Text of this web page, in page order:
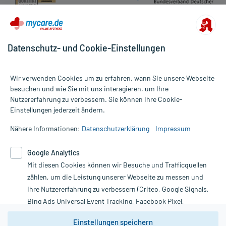
Alle Preise gelten inkl. MwSt., ggf. zzgl. Versandkosten
Informationen auf dieser Website werden ausschließlich für
die Untersuchung und Behandlung durch einen Arzt. Bitte
Therapien eingeleitet werden können. | Diese Webseite benutzt
Google Analytics. Lesen Sie bitte dazu die wichtigen Hinweise in
unserer Datenschutzerklärung. Für den Widerruf einer Bestellung
nutzen Sie das Formular:
Vertrag widerrufen
Datenschutz- und Cookie-Einstellungen
Wir verwenden Cookies um zu erfahren, wann Sie unsere Webseite
besuchen und wie Sie mit uns interagieren, um Ihre
Nutzererfahrung zu verbessern. Sie können Ihre Cookie-
Einstellungen jederzeit ändern.
Nähere Informationen: Datenschutzerklärung Impressum
Google Analytics
Mit diesen Cookies können wir Besuche und Trafficquellen
zählen, um die Leistung unserer Webseite zu messen und
Ihre Nutzererfahrung zu verbessern (Criteo, Google Signals,
Bing Ads Universal Event Tracking, Facebook Pixel,
Youtube-Social Plugin).
Einstellungen speichern